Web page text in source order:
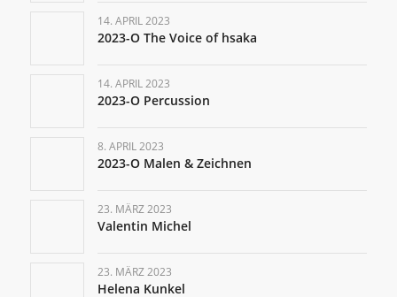
14. APRIL 2023
2023-O The Voice of hsaka
14. APRIL 2023
2023-O Percussion
8. APRIL 2023
2023-O Malen & Zeichnen
23. MÄRZ 2023
Valentin Michel
23. MÄRZ 2023
Helena Kunkel